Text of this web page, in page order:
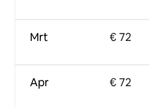
Mrt
Apr
€ 72
€ 72